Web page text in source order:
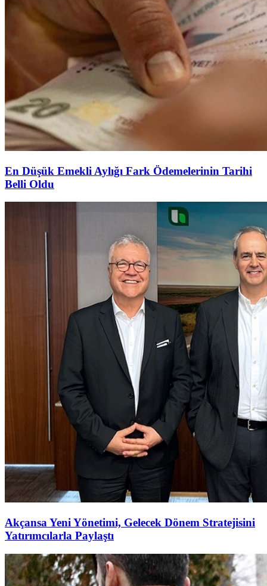
En Düşük Emekli Aylığı Fark Ödemelerinin Tarihi
Belli Oldu
Akçansa Yeni Yönetimi, Gelecek Dönem Stratejisini
Yatırımcılarla Paylaştı